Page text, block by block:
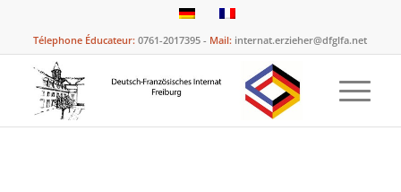
Télephone Éducateur: 0761-2017395 - Mail: internat.erzieher@dfglfa.net